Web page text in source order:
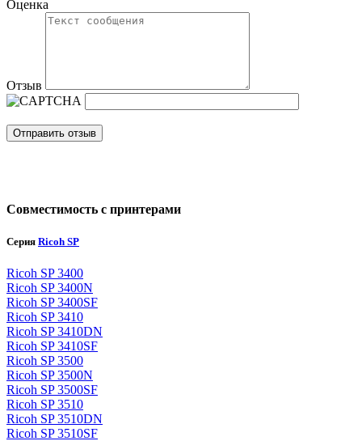
Оценка
Отзыв
Отправить отзыв
Совместимость с принтерами
Серия Ricoh SP
Ricoh SP 3400
Ricoh SP 3400N
Ricoh SP 3400SF
Ricoh SP 3410
Ricoh SP 3410DN
Ricoh SP 3410SF
Ricoh SP 3500
Ricoh SP 3500N
Ricoh SP 3500SF
Ricoh SP 3510
Ricoh SP 3510DN
Ricoh SP 3510SF